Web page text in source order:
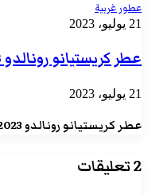
عطور غربية
21 يوليو، 2023
عطر كريستيانو رونالدو 2023 فيرلس Cristiano Ronaldo Fearless
21 يوليو، 2023
عطر كريستيانو رونالدو 2023 فيرلس Cristiano Ronaldo Fearless
‫2 تعليقات